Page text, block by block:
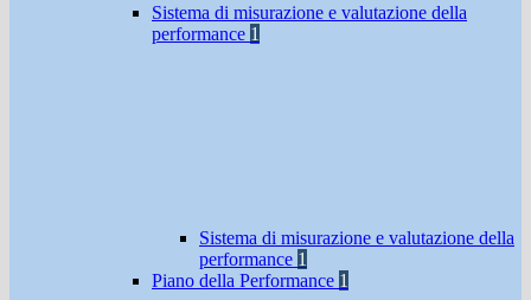
Sistema di misurazione e valutazione della
performance 1
Sistema di misurazione e valutazione della
performance 1
Piano della Performance 1